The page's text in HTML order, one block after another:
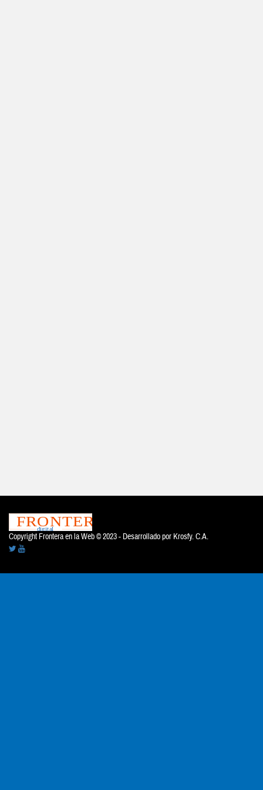
Copyright Frontera en la Web © 2023 - Desarrollado por Krosfy. C.A.